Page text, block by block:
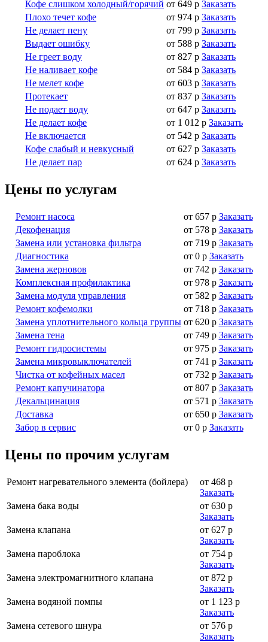
Кофе слишком холодный/горячий от 649 р Заказать
Плохо течет кофе
от 974 р Заказать
Не делает пену
от 799 р Заказать
Выдает ошибку
от 588 р Заказать
Не греет воду
от 827 р Заказать
Не наливает кофе
от 584 р Заказать
Не мелет кофе
от 603 р Заказать
Протекает
от 837 р Заказать
Не подает воду
от 647 р Заказать
Не делает кофе
от 1 012 р Заказать
Не включается
от 542 р Заказать
Кофе слабый и невкусный
от 627 р Заказать
Не делает пар
от 624 р Заказать
Цены по услугам
Ремонт насоса от 657 р Заказать
Декофенация
от 578 р Заказать
Замена или установка фильтра
от 719 р Заказать
Диагностика
от 0 р Заказать
Замена жерновов
от 742 р Заказать
Комплексная профилактика
от 978 р Заказать
Замена модуля управления
от 582 р Заказать
Ремонт кофемолки
от 718 р Заказать
Замена уплотнительного кольца группы от 620 р Заказать
Замена тена
от 749 р Заказать
Ремонт гидросистемы
от 975 р Заказать
Замена микровыключателей
от 741 р Заказать
Чистка от кофейных масел
от 732 р Заказать
Ремонт капучинатора
от 807 р Заказать
Декальцинация
от 571 р Заказать
Доставка
от 650 р Заказать
Забор в сервис
от 0 р Заказать
Цены по прочим услугам
Ремонт нагревательного элемента (бойлера)
от 468 р
Заказать
Замена бака воды
от 630 р
Заказать
Замена клапана
от 627 р
Заказать
Замена пароблока
от 754 р
Заказать
Замена электромагнитного клапана
от 872 р
Заказать
Замена водяной помпы
от 1 123 р
Заказать
Замена сетевого шнура
от 576 р
Заказать